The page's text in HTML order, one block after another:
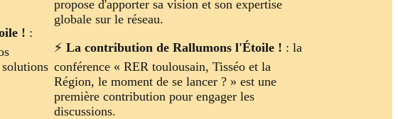
! :
propose d'apporter sa vision et son expertise
globale sur le réseau.
⚡ La contribution de Rallumons l'Étoile ! : la
conférence « RER toulousain, Tisséo et la
Région, le moment de se lancer ? » est une
première contribution pour engager les
discussions.